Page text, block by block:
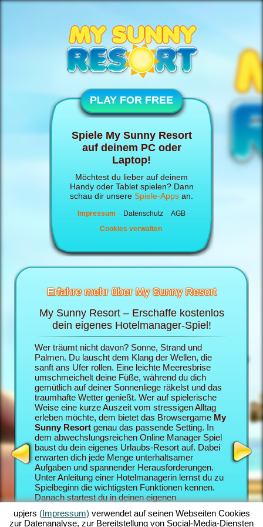
PLAY FOR FREE
Spiele My Sunny Resort
auf deinem PC oder
Laptop!
Möchtest du lieber auf deinem
Handy oder Tablet spielen? Dann
schau dir unsere Spiele-Apps an.
Impressum Datenschutz
AGB
Cookies verwalten
Erfahre mehr über My Sunny Resort
My Sunny Resort – Erschaffe kostenlos
dein eigenes Hotelmanager-Spiel!
Wer träumt nicht davon? Sonne, Strand und
Palmen. Du lauscht dem Klang der Wellen, die
sanft ans Ufer rollen. Eine leichte Meeresbrise
umschmeichelt deine Füße, während du dich
gemütlich auf deiner Sonnenliege räkelst und das
traumhafte Wetter genießt. Wer auf spielerische
Weise eine kurze Auszeit vom stressigen Alltag
erleben möchte, dem bietet das Browsergame My
Sunny Resortgenau das passende Setting. In
dem abwechslungsreichen Online Manager Spiel
baust du dein eigenes Urlaubs-Resort auf. Dabei
erwarten dich jede Menge unterhaltsamer
Aufgaben und spannender Herausforderungen.
Unter Anleitung einer Hotelmanagerin lernst du zu
Spielbeginn die wichtigsten Funktionen kennen.
Danach startest du in deinen eigenen
Strand-Resort auf. Dein Ziel im Online Manager-
die
als
desto
Sunny
upjers (Impressum) verwendet auf seinen Webseiten Cookies
zur Datenanalyse, zur Bereitstellung von Social-Media-Diensten